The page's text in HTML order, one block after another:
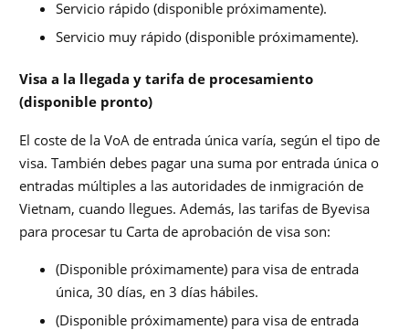
Servicio rápido (disponible próximamente).
Servicio muy rápido (disponible próximamente).
Visa a la llegada y tarifa de procesamiento
(disponible pronto)
El coste de la VoA de entrada única varía, según el tipo de
visa. También debes pagar una suma por entrada única o
entradas múltiples a las autoridades de inmigración de
Vietnam, cuando llegues. Además, las tarifas de Byevisa
para procesar tu Carta de aprobación de visa son:
(Disponible próximamente) para visa de entrada
única, 30 días, en 3 días hábiles.
(Disponible próximamente) para visa de entrada